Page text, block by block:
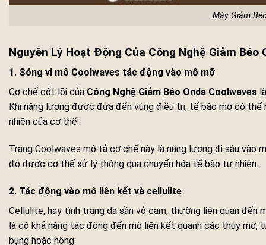
Máy Giảm
Nguyên Lý Hoạt Động Của Công Nghệ Giảm Béo
1. Sóng vi mô Coolwaves tác động vào mô mỡ
Cơ chế cốt lõi của Công Nghệ Giảm Béo Onda Coolwaves
Khi năng lượng được đưa đến vùng điều trị, tế bào mỡ có
nhiên của cơ thể.
Trang Coolwaves mô tả cơ chế này là năng lượng đi sâu vào
đó được cơ thể xử lý thông qua chuyển hóa tế bào tự nhiên.
2. Tác động vào mô liên kết và cellulite
Cellulite, hay tình trạng da sần vỏ cam, thường liên quan
là có khả năng tác động đến mô liên kết quanh các thùy
bụng hoặc hông.